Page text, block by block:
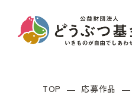
TOP 応募作品